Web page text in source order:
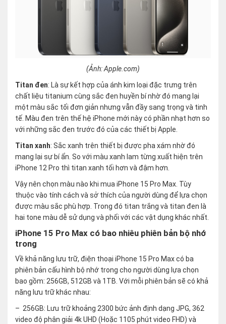
(Ảnh: Apple.com)
Titan đen: Là sự kết hợp của ánh kim loại đặc trưng trên
chất liệu titanium cùng sắc đen huyền bí nhờ đó mang lại
một màu sắc tối đơn giản nhưng vẫn đầy sang trọng và tinh
tế. Màu đen trên thế hệ iPhone mới này có phần nhạt hơn so
với những sắc đen trước đó của các thiết bị Apple.
Titan xanh: Sắc xanh trên thiết bị được pha xám nhờ đó
mang lại sự bí ẩn. So với màu xanh lam từng xuất hiện trên
iPhone 12 Pro thì titan xanh tối hơn và đậm hơn.
Vậy nên chọn màu nào khi mua iPhone 15 Pro Max. Tùy
thuộc vào tính cách và sở thích của người dùng để lựa chọn
được màu sắc phù hợp. Trong đó titan trắng và titan đen là
hai tone màu dễ sử dụng và phối với các vật dụng khác nhất.
iPhone 15 Pro Max có bao nhiêu phiên bản bộ nhớ
trong
Về khả năng lưu trữ, điện thoại iPhone 15 Pro Max có ba
phiên bản cấu hình bộ nhớ trong cho người dùng lựa chọn
bao gồm: 256GB, 512GB và 1TB. Với mỗi phiên bản sẽ có khả
năng lưu trữ khác nhau:
– 256GB: Lưu trữ khoảng 2300 bức ảnh định dạng JPG, 362
video độ phân giải 4k UHD (Hoặc 1105 phút video FHD) và